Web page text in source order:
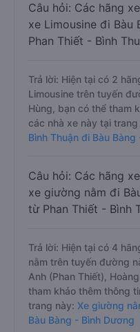
Câu hỏi: Các hãng
xe Limousine đi Bàu
Phan Thiết - Bình
Trả lời: Hiện tại có 2
Limousine trên tuyến
Hùng, bạn có thể tham
các nhà xe này tại trang
Bình Thuận đi Bàu
Câu hỏi: Các hãng
xe giường nằm đi
từ Phan Thiết - Bình
Trả lời: Hiện tại có 4
nằm trên tuyến đường
Anh (Phan Thiết),
tham khảo thêm thông
trang này: Xe giường
Bàu Bàng - Bình Dương